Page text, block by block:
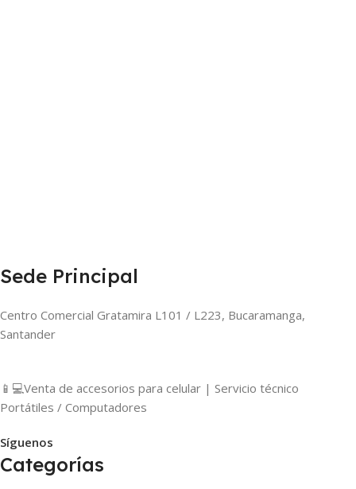
Sede Principal
Centro Comercial Gratamira L101 / L223, Bucaramanga,
Santander
📱💻Venta de accesorios para celular | Servicio técnico
Portátiles / Computadores
Síguenos
Categorías